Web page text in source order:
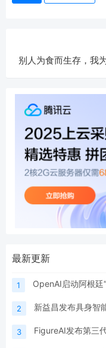
别人为食而生存，我
最新更新
1 OpenAI启动阿根廷
2 新益昌发布具身智
3 FigureAI发布第三